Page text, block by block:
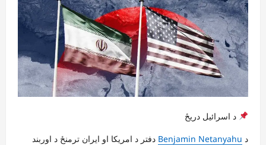
د اسرائیل دریځ
د Benjamin Netanyahu دفتر د امریکا او ایران ترمنځ د اوربند